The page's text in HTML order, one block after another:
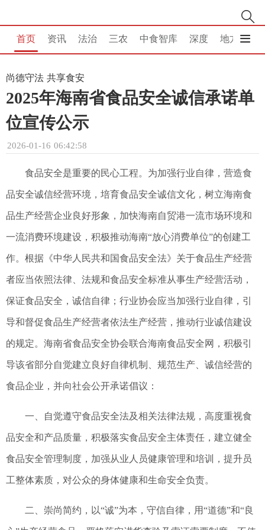
首页 资讯 法治 三农 中食智库 深度 地方
尚德守法 共享食安
2025年海南省食品安全诚信承诺单
位宣传公示
2026-01-16 06:42:58
食品安全是重要的民心工程。为加强行业自律，营造食
品安全诚信经营环境，培育食品安全诚信文化，树立海南食
品生产经营企业良好形象，加快海南自贸港一流市场环境和
一流消费环境建设，积极推动海南“放心消费单位”的创建工
作。根据《中华人民共和国食品安全法》关于食品生产经营
者应当依照法律、法规和食品安全标准从事生产经营活动，
保证食品安全，诚信自律；行业协会应当加强行业自律，引
导和督促食品生产经营者依法生产经营，推动行业诚信建设
的规定。海南省食品安全协会联合海南食品安全网，积极引
导该省部分自觉建立良好自律机制、规范生产、诚信经营的
食品企业，并向社会公开承诺倡议：
一、自觉遵守食品安全法及相关法律法规，高度重视食
品安全和产品质量，积极落实食品安全主体责任，建立健全
食品安全管理制度，加强从业人员健康管理和培训，提升员
工整体素质，对公众的身体健康和生命安全负责。
二、崇尚简约，以“诚”为本，守信自律，用“道德”和“良